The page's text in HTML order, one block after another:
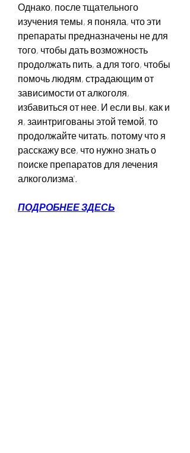
Однако, после тщательного
изучения темы, я поняла, что эти
препараты предназначены не для
того, чтобы дать возможность
продолжать пить, а для того, чтобы
помочь людям, страдающим от
зависимости от алкоголя,
избавиться от нее. И если вы, как и
я, заинтригованы этой темой, то
продолжайте читать, потому что я
расскажу все, что нужно знать о
поиске препаратов для лечения
алкоголизма'.
ПОДРОБНЕЕ ЗДЕСЬ